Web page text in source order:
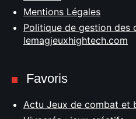
Mentions Légales
Politique de gestion des
lemagjeuxhightech.com
Favoris
Actu Jeux de combat et